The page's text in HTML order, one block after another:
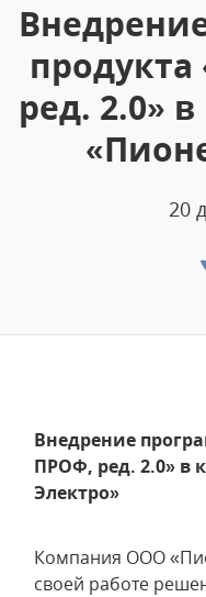
продукта
ред. 2.0»
20
Внедрение
ПРОФ, ред. 2.0» в
Электро»
Компания ООО
своей работе